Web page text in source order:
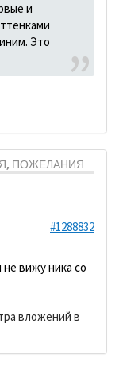
и
Это
ПОЖЕЛАНИЯ
#1288832
вижу ника со
вложений в